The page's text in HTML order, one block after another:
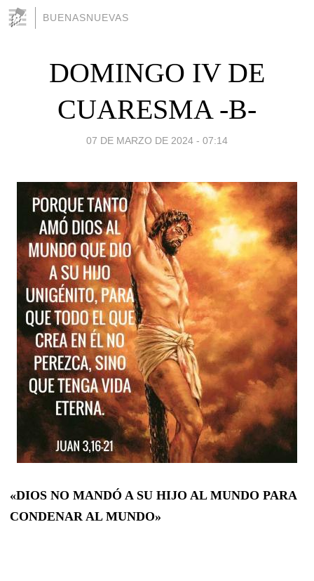
BUENASNUEVAS
DOMINGO IV DE
CUARESMA -B-
07 DE MARZO DE 2024 - 07:14
«DIOS NO MANDÓ A SU HIJO AL MUNDO PARA
CONDENAR AL MUNDO»